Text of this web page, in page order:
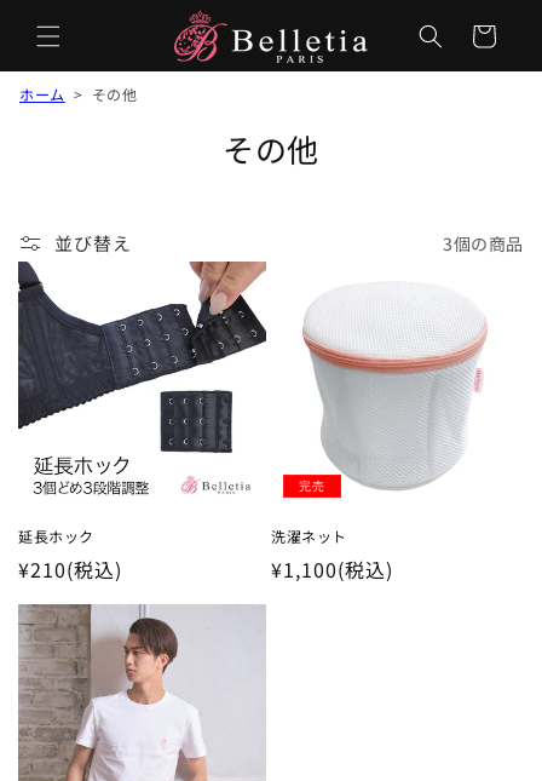
ー
ホーム > その他
コ
シ
ョ
ン
:
その他
並び替え 3個の商品
延長ホック
通
常
価
格
¥210(税込)
完売
洗濯ネット
通
¥1,100(税込)